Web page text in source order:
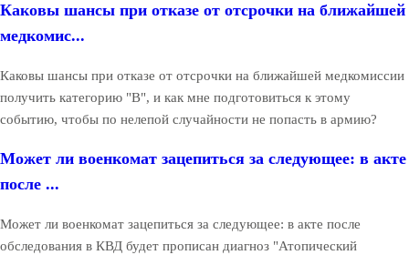
Каковы шансы при отказе от отсрочки на ближайшей
медкомис...
Каковы шансы при отказе от отсрочки на ближайшей медкомиссии
получить категорию "В", и как мне подготовиться к этому
событию, чтобы по нелепой случайности не попасть в армию?
Может ли военкомат зацепиться за следующее: в акте
после ...
Может ли военкомат зацепиться за следующее: в акте после
обследования в КВД будет прописан диагноз "Атопический